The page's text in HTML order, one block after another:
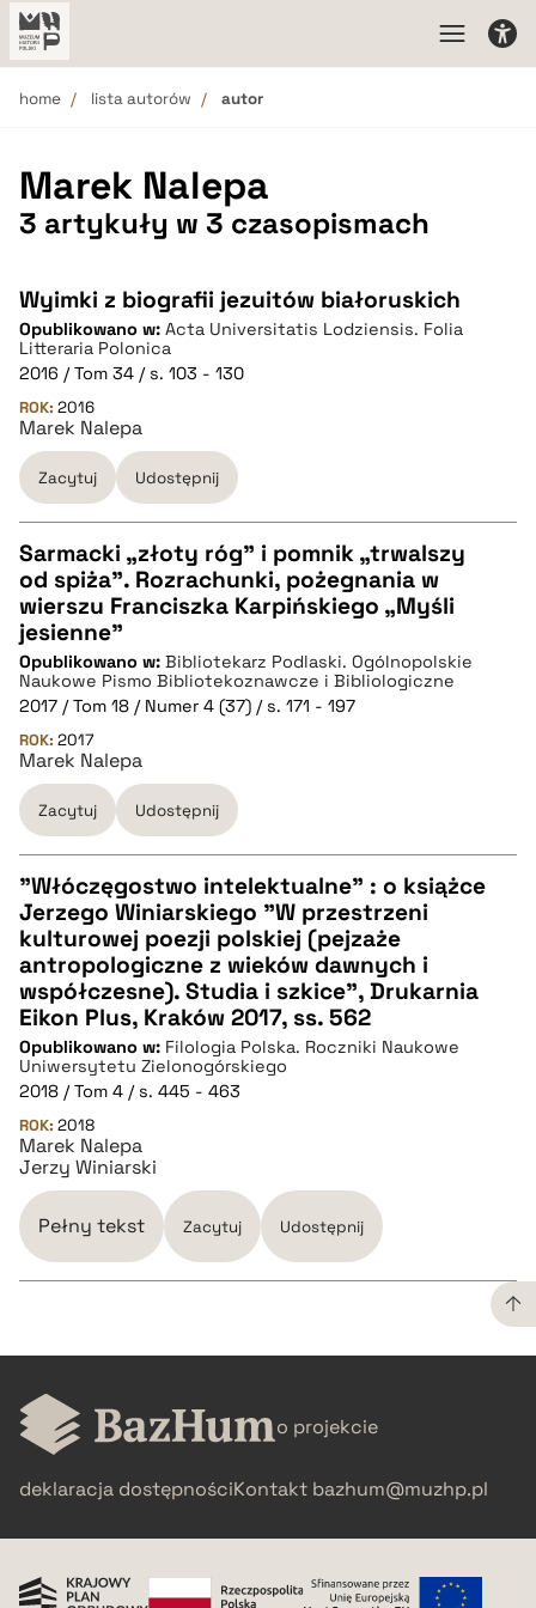
home lista autorów autor
Marek Nalepa
3 artykuły w 3 czasopismach
Wyimki z biografii jezuitów białoruskich
Opublikowano w: Acta Universitatis Lodziensis. Folia
Litteraria Polonica
2016 / Tom 34 / s. 103 - 130
ROK: 2016
Marek Nalepa
Zacytuj Udostępnij
CZYSTY TEKST
pobierz cytat
BIBTEX
pobierz cytat
Sarmacki „złoty róg” i pomnik „trwalszy
od spiża”. Rozrachunki, pożegnania w
wierszu Franciszka Karpińskiego „Myśli
jesienne”
Opublikowano w: Bibliotekarz Podlaski. Ogólnopolskie
Naukowe Pismo Bibliotekoznawcze i Bibliologiczne
2017 / Tom 18 / Numer 4 (37) / s. 171 - 197
ROK: 2017
Marek Nalepa
Zacytuj Udostępnij
CZYSTY TEKST
pobierz cytat
BIBTEX
pobierz cytat
"Włóczęgostwo intelektualne" : o książce
Jerzego Winiarskiego "W przestrzeni
kulturowej poezji polskiej (pejzaże
antropologiczne z wieków dawnych i
współczesne). Studia i szkice", Drukarnia
Eikon Plus, Kraków 2017, ss. 562
Opublikowano w: Filologia Polska. Roczniki Naukowe
Uniwersytetu Zielonogórskiego
2018 / Tom 4 / s. 445 - 463
ROK: 2018
Marek Nalepa
Jerzy Winiarski
Pełny tekst Zacytuj Udostępnij
CZYSTY TEKST
pobierz cytat
BIBTEX
o projekcie
deklaracja dostępnościKontakt bazhum@muzhp.pl